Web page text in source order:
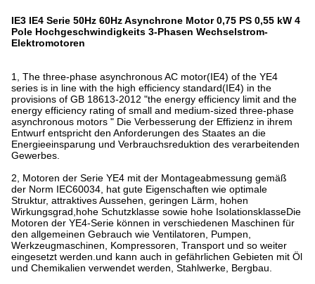
IE3 IE4 Serie 50Hz 60Hz Asynchrone Motor 0,75 PS 0,55 kW 4
Pole Hochgeschwindigkeits 3-Phasen Wechselstrom-
Elektromotoren
1, The three-phase asynchronous AC motor(IE4) of the YE4
series is in line with the high efficiency standard(IE4) in the
provisions of GB 18613-2012 "the energy efficiency limit and the
energy efficiency rating of small and medium-sized three-phase
asynchronous motors " Die Verbesserung der Effizienz in ihrem
Entwurf entspricht den Anforderungen des Staates an die
Energieeinsparung und Verbrauchsreduktion des verarbeitenden
Gewerbes.
2, Motoren der Serie YE4 mit der Montageabmessung gemäß
der Norm IEC60034, hat gute Eigenschaften wie optimale
Struktur, attraktives Aussehen, geringen Lärm, hohen
Wirkungsgrad,hohe Schutzklasse sowie hohe IsolationsklasseDie
Motoren der YE4-Serie können in verschiedenen Maschinen für
den allgemeinen Gebrauch wie Ventilatoren, Pumpen,
Werkzeugmaschinen, Kompressoren, Transport und so weiter
eingesetzt werden.und kann auch in gefährlichen Gebieten mit Öl
und Chemikalien verwendet werden, Stahlwerke, Bergbau.